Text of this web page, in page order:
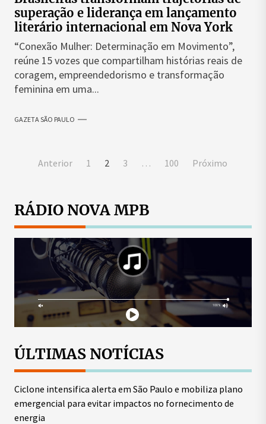
superação e liderança em lançamento
literário internacional em Nova York
“Conexão Mulher: Determinação em Movimento”,
reúne 15 vozes que compartilham histórias reais de
coragem, empreendedorismo e transformação
feminina em uma...
GAZETA SÃO PAULO
Paginação
posts
Anterior 1 2 3 … 100 Próximo
RÁDIO NOVA MPB
ÚLTIMAS NOTÍCIAS
Ciclone intensifica alerta em São Paulo e mobiliza plano
emergencial para evitar impactos no fornecimento de
energia